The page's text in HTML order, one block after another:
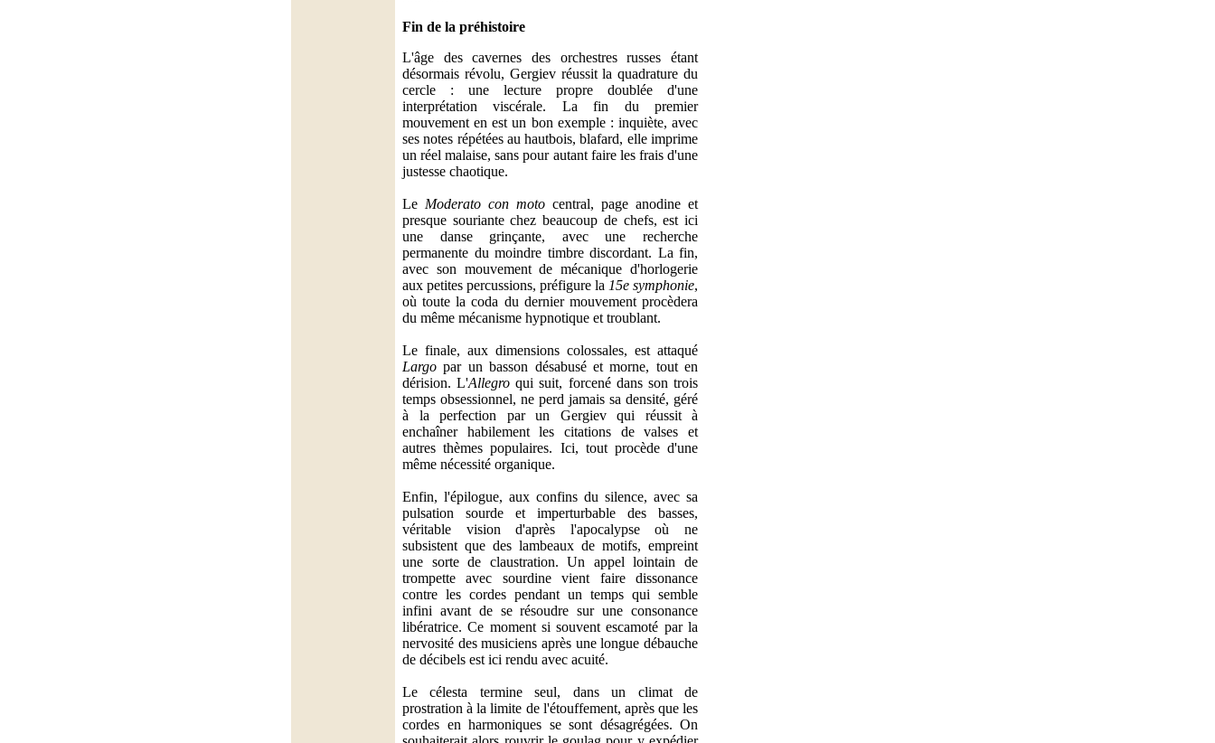
Fin de la préhistoire
L'âge des cavernes des orchestres russes étant
désormais révolu, Gergiev réussit la quadrature du
cercle : une lecture propre doublée d'une
interprétation viscérale. La fin du premier
mouvement en est un bon exemple : inquiète, avec
ses notes répétées au hautbois, blafard, elle imprime
un réel malaise, sans pour autant faire les frais d'une
justesse chaotique.
Le Moderato con moto central, page anodine et
presque souriante chez beaucoup de chefs, est ici
une danse grinçante, avec une recherche
permanente du moindre timbre discordant. La fin,
avec son mouvement de mécanique d'horlogerie
aux petites percussions, préfigure la 15e symphonie,
où toute la coda du dernier mouvement procèdera
du même mécanisme hypnotique et troublant.
Le finale, aux dimensions colossales, est attaqué
Largo par un basson désabusé et morne, tout en
dérision. L'Allegro qui suit, forcené dans son trois
temps obsessionnel, ne perd jamais sa densité, géré
à la perfection par un Gergiev qui réussit à
enchaîner habilement les citations de valses et
autres thèmes populaires. Ici, tout procède d'une
même nécessité organique.
Enfin, l'épilogue, aux confins du silence, avec sa
pulsation sourde et imperturbable des basses,
véritable vision d'après l'apocalypse où ne
subsistent que des lambeaux de motifs, empreint
une sorte de claustration. Un appel lointain de
trompette avec sourdine vient faire dissonance
contre les cordes pendant un temps qui semble
infini avant de se résoudre sur une consonance
libératrice. Ce moment si souvent escamoté par la
nervosité des musiciens après une longue débauche
de décibels est ici rendu avec acuité.
Le célesta termine seul, dans un climat de
prostration à la limite de l'étouffement, après que les
cordes en harmoniques se sont désagrégées. On